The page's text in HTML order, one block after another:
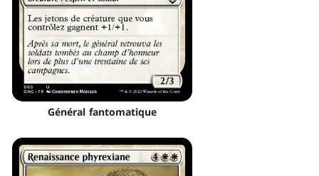
Général fantomatique